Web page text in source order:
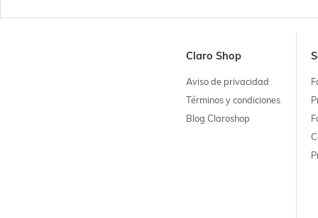
Claro Shop
Aviso de privacidad
Términos y condiciones
Blog Claroshop